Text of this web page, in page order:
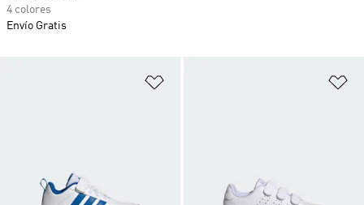
4 colores
Envío Gratis